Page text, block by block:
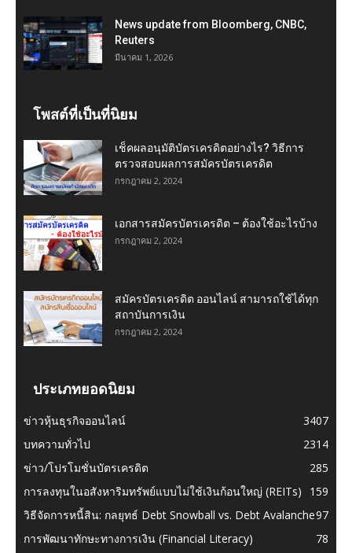
News update from Bloomberg, CNBC,
Reuters
มีนาคม 1, 2026
โพสต์ที่เป็นที่นิยม
เช็คผลอนุมัติบัตรเครดิตอย่างไร? วิธีการ
ตรวจสอบผลการสมัครบัตรเครดิต
กรกฎาคม 2, 2024
เอกสารสมัครบัตรเครดิต – ต้องใช้อะไรบ้าง
กรกฎาคม 2, 2024
สมัครบัตรเครดิต ออนไลน์ สามารถใช้ได้ทุก
สถาบันการเงิน
กรกฎาคม 2, 2024
ประเภทยอดนิยม
ข่าวหุ้นธุรกิจออนไลน์
3407
บทความทั่วไป
2314
ข่าว/โปรโมชั่นบัตรเครดิต
285
การลงทุนในอสังหาริมทรัพย์แบบไม่ใช้เงินก้อนใหญ่ (REITs)
159
วิธีจัดการหนี้สิน: กลยุทธ์ Debt Snowball vs. Debt Avalanche97
การพัฒนาทักษะทางการเงิน (Financial Literacy)
78